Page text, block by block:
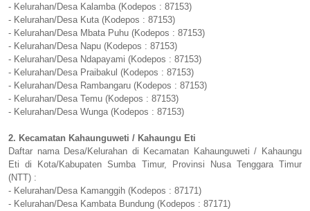
- Kelurahan/Desa Kalamba (Kodepos : 87153)
- Kelurahan/Desa Kuta (Kodepos : 87153)
- Kelurahan/Desa Mbata Puhu (Kodepos : 87153)
- Kelurahan/Desa Napu (Kodepos : 87153)
- Kelurahan/Desa Ndapayami (Kodepos : 87153)
- Kelurahan/Desa Praibakul (Kodepos : 87153)
- Kelurahan/Desa Rambangaru (Kodepos : 87153)
- Kelurahan/Desa Temu (Kodepos : 87153)
- Kelurahan/Desa Wunga (Kodepos : 87153)
2. Kecamatan Kahaunguweti / Kahaungu Eti
Daftar nama Desa/Kelurahan di Kecamatan Kahaunguweti / Kahaungu
Eti di Kota/Kabupaten Sumba Timur, Provinsi Nusa Tenggara Timur
(NTT) :
- Kelurahan/Desa Kamanggih (Kodepos : 87171)
- Kelurahan/Desa Kambata Bundung (Kodepos : 87171)